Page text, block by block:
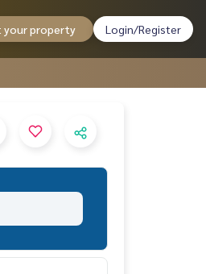
your property Login/Register